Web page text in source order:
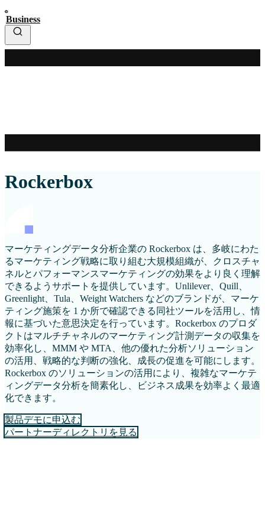
Business
Rockerbox
マーケティングデータ分析企業の Rockerbox は、多岐にわた
るマーケティング戦略に取り組む大規模組織が、クロスチャ
ネルとパフォーマンスマーケティングの効果をより良く理解
できるようサポートを提供しています。Unlilever、Quill、
Greenlight、Tula、Weight Watchers などのブランドが、マーケ
ティング施策を 1 か所で確認できる同社ツールを活用し、情
報に基づいた意思決定を行っています。Rockerbox のプロダ
クトはマルチチャネルのマーケティング計測データの収集を
効率化し、MMM や MTA、他の優れた分析ソリューション
の活用、戦略的な判断の強化、成長の促進を可能にします。
Rockerbox のソリューションの活用により、複雑なマーケテ
ィングデータ分析を簡素化し、ビジネス成果を効率よく最適
化できます。
製品デモに申込む
パートナーディレクトリを見る